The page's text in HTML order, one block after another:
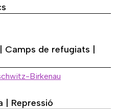
Camps de refugiats |
Birkenau
| Repressió